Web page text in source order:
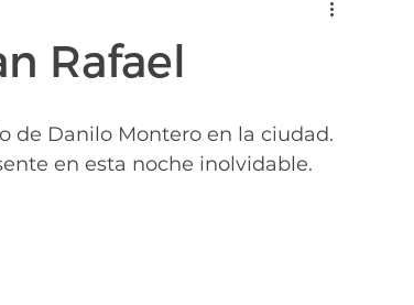
Rafael
de Danilo Montero en la ciudad.
en esta noche inolvidable.